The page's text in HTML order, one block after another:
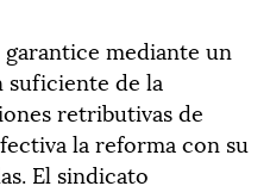
garantice mediante un
de la
retributivas de
la reforma con su
El sindicato